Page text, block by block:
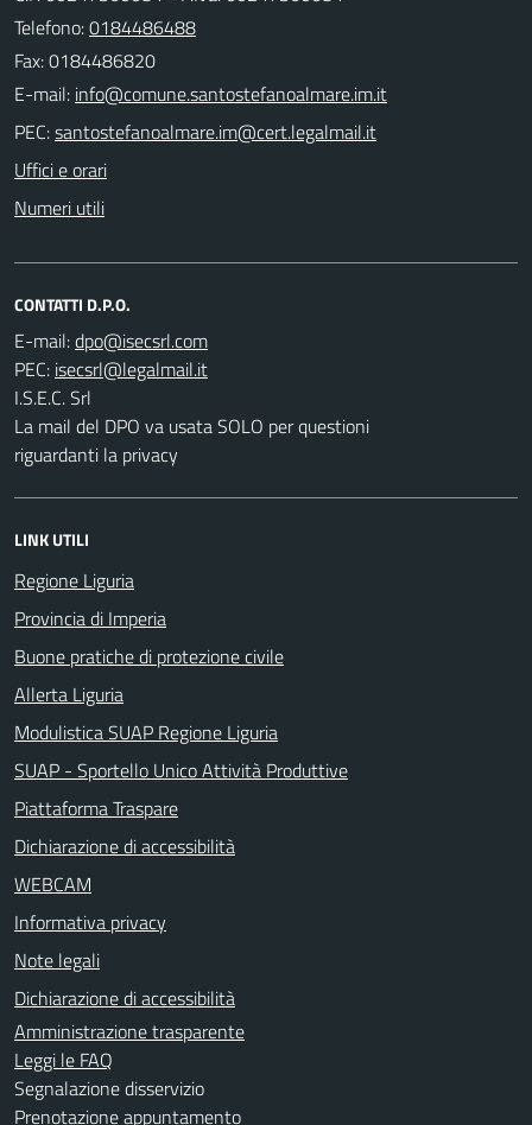
Telefono:0184486488
Fax: 0184486820
E-mail:
PEC:
Uffici e orari
Numeri utili
CONTATTI D.P.O.
E-mail:
PEC:
I.S.E.C. Srl
La mail del DPO va usata SOLO per questioni
riguardanti la privacy
LINK UTILI
Regione Liguria
Provincia di Imperia
Buone pratiche di protezione civile
Allerta Liguria
Modulistica SUAP Regione Liguria
SUAP - Sportello Unico Attività Produttive
Piattaforma Traspare
Dichiarazione di accessibilità
WEBCAM
Informativa privacy
Note legali
Dichiarazione di accessibilità
Amministrazione trasparente
Leggi le FAQ
Segnalazione disservizio
Prenotazione appuntamento